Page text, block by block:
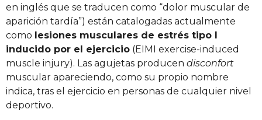
en inglés que se traducen como “dolor muscular de
aparición tardía”) están catalogadas actualmente
como lesiones musculares de estrés tipo I
inducido por el ejercicio (EIMI exercise-induced
muscle injury). Las agujetas producen disconfort
muscular apareciendo, como su propio nombre
indica, tras el ejercicio en personas de cualquier nivel
deportivo.